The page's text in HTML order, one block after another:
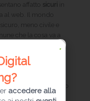
affatto sicuri in
al web. Il mondo
meno civile e
che la cosa va a
gli utenti che
o magari coinvolti in
numerosi
comportamenti
riferimento al proprio
accedere alla